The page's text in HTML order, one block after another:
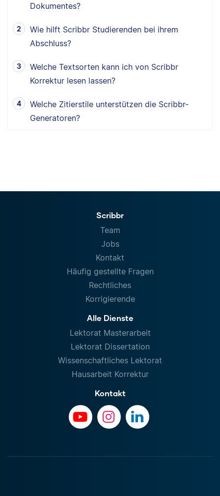
Dokumentes?
Wie hilft Scribbr Studierenden bei ihrem
Abschluss?
Welche Textsorten kann ich von Scribbr
Korrektur lesen lassen?
Welche Zitierstile unterstützen die Scribbr-
Generatoren?
Scribbr
Team
Jobs
Kontakt
Häufig gestellte Fragen
Rechtliches
Korrigierende
Alle Dienste
Lektorat Masterarbeit
Lektorat Dissertation
Wissenschaftliches Lektorat
Hausarbeit Korrektur
Kontakt